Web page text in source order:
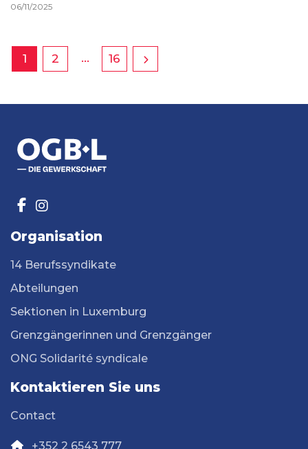
06/11/2025
1 2 … 16
Organisation
14 Berufssyndikate
Abteilungen
Sektionen in Luxemburg
Grenzgängerinnen und Grenzgänger
ONG Solidarité syndicale
Kontaktieren Sie uns
Contact
+352 2 6543 777